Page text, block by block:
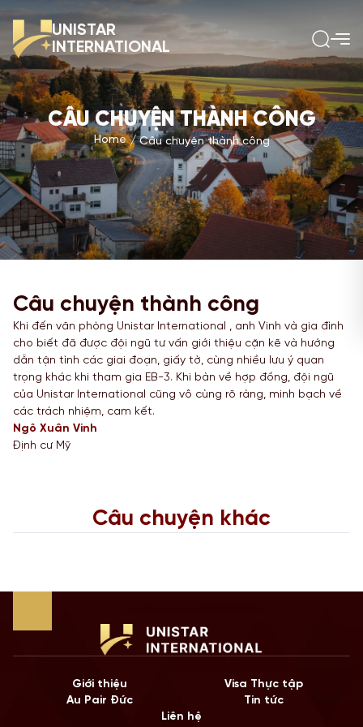
UNISTAR
INTERNATIONAL
CÂU CHUYỆN THÀNH CÔNG
Home Câu chuyện thành công
Câu chuyện thành công
Khi đến văn phòng Unistar International , anh Vinh và gia đình
cho biết đã được đội ngũ tư vấn giới thiệu cặn kẽ và hướng
dẫn tận tình các giai đoạn, giấy tờ, cùng nhiều lưu ý quan
trọng khác khi tham gia EB-3. Khi bàn về hợp đồng, đội ngũ
của Unistar International cũng vô cùng rõ ràng, minh bạch về
các trách nhiệm, cam kết.
Ngô Xuân Vinh
Định cư Mỹ
Câu chuyện khác
Giới thiệu
Visa Thực tập
Au Pair Đức
Tin tức
Liên hệ